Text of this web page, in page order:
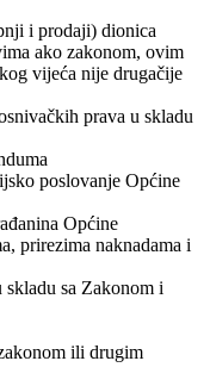
i prodaji) dionica
ako zakonom, ovim
vijeća nije drugačije
prava u skladu
poslovanje Općine
Općine
prirezima naknadama i
sa Zakonom i
ili drugim